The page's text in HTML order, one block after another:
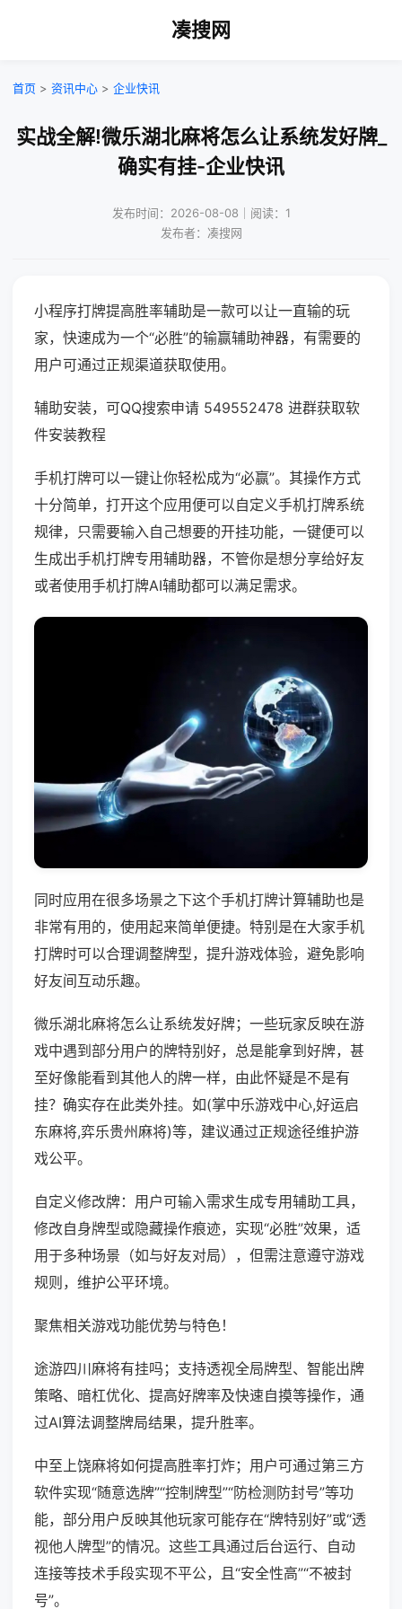
凑搜网
首页 > 资讯中心 > 企业快讯
实战全解!微乐湖北麻将怎么让系统发好牌_
确实有挂-企业快讯
发布时间：2026-08-08｜阅读：1
发布者：凑搜网
小程序打牌提高胜率辅助是一款可以让一直输的玩
家，快速成为一个“必胜”的输赢辅助神器，有需要的
用户可通过正规渠道获取使用。
辅助安装，可QQ搜索申请 549552478 进群获取软
件安装教程
手机打牌可以一键让你轻松成为“必赢”。其操作方式
十分简单，打开这个应用便可以自定义手机打牌系统
规律，只需要输入自己想要的开挂功能，一键便可以
生成出手机打牌专用辅助器，不管你是想分享给好友
或者使用手机打牌AI辅助都可以满足需求。
同时应用在很多场景之下这个手机打牌计算辅助也是
非常有用的，使用起来简单便捷。特别是在大家手机
打牌时可以合理调整牌型，提升游戏体验，避免影响
好友间互动乐趣。
微乐湖北麻将怎么让系统发好牌；一些玩家反映在游
戏中遇到部分用户的牌特别好，总是能拿到好牌，甚
至好像能看到其他人的牌一样，由此怀疑是不是有
挂？确实存在此类外挂。如(掌中乐游戏中心,好运启
东麻将,弈乐贵州麻将)等，建议通过正规途径维护游
戏公平。
自定义修改牌：用户可输入需求生成专用辅助工具，
修改自身牌型或隐藏操作痕迹，实现“必胜”效果，适
用于多种场景（如与好友对局），但需注意遵守游戏
规则，维护公平环境。
聚焦相关游戏功能优势与特色！
途游四川麻将有挂吗；支持透视全局牌型、智能出牌
策略、暗杠优化、提高好牌率及快速自摸等操作，通
过AI算法调整牌局结果，提升胜率。
中至上饶麻将如何提高胜率打炸；用户可通过第三方
软件实现“随意选牌”“控制牌型”“防检测防封号”等功
能，部分用户反映其他玩家可能存在“牌特别好”或“透
视他人牌型”的情况。这些工具通过后台运行、自动
连接等技术手段实现不平公，且“安全性高”“不被封
号”。